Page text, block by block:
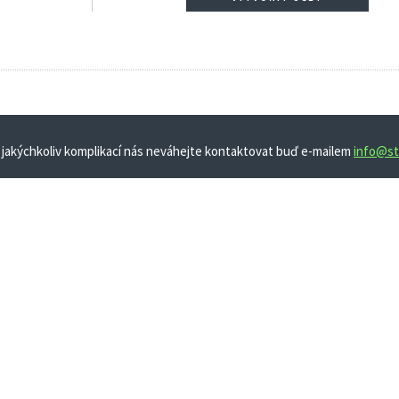
jakýchkoliv komplikací nás neváhejte kontaktovat buď e-mailem